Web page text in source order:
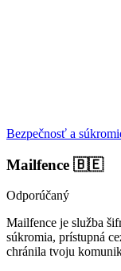
Bezpečnosť a
Mailfence 🇧🇪
Odporúčaný
Mailfence je služba
súkromia, prístupná
chránila tvoju